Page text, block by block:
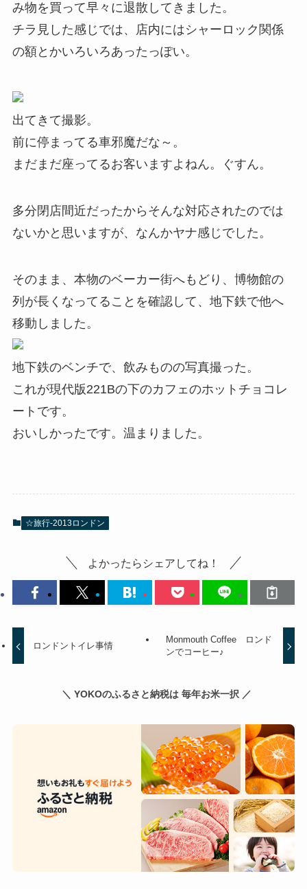
み物を買って早々に退散してきました。
チラ見した感じでは、店内にはシャーロック関係
の額とかいろいろあったっぽい。
出てきて撮影。
前に停まってる車邪魔だな～。
まだまだ座ってるお客いますよねん。ぐすん。
多分閉店間近だったからそんな対応されたのでは
ないかと思いますが、なんかヤナ感じでした。
そのまま、本物のベーカー街へもどり、博物館の
列が長くなってることを確認して、地下鉄で他へ
移動しました。
地下鉄のベンチで、飲みものの写真撮った。
これが現代版221Bの下のカフェのホットチョコレ
ートです。
おいしかったです。温まりました。
☆旅行-2013ロンドン
よかったらシェアしてね！
ロンドントイレ事情
Monmouth Coffee ロンド
ンでコーヒー♪
＼ YOKOのふるさと納税は 毎年お米一択 ／